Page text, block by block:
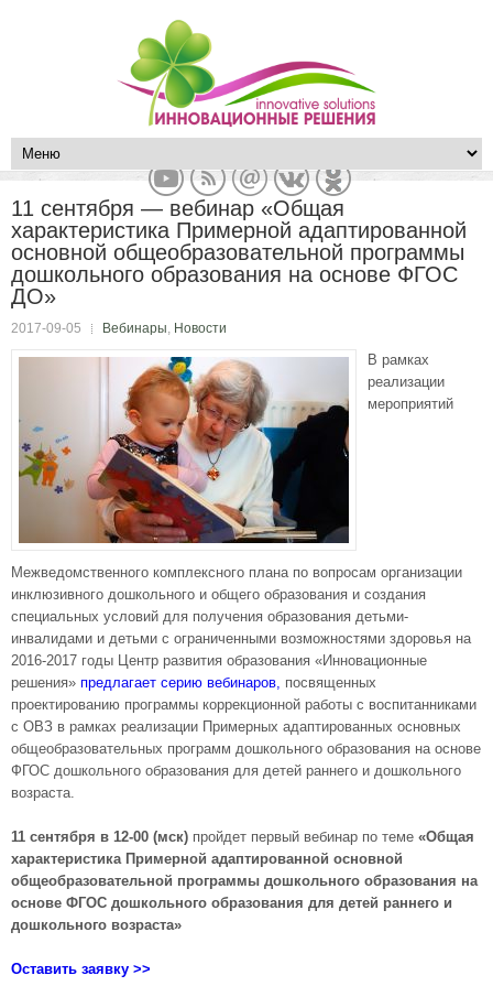
11 сентября — вебинар «Общая
характеристика Примерной адаптированной
основной общеобразовательной программы
дошкольного образования на основе ФГОС
ДО»
2017-09-05 Вебинары, Новости
В рамках
реализации
мероприятий
Межведомственного комплексного плана по вопросам организации
инклюзивного дошкольного и общего образования и создания
специальных условий для получения образования детьми-
инвалидами и детьми с ограниченными возможностями здоровья на
2016-2017 годы Центр развития образования «Инновационные
решения» предлагает серию вебинаров, посвященных
проектированию программы коррекционной работы с воспитанниками
с ОВЗ в рамках реализации Примерных адаптированных основных
общеобразовательных программ дошкольного образования на основе
ФГОС дошкольного образования для детей раннего и дошкольного
возраста.
11 сентября в 12-00 (мск) пройдет первый вебинар по теме «Общая
характеристика Примерной адаптированной основной
общеобразовательной программы дошкольного образования на
основе ФГОС дошкольного образования для детей раннего и
дошкольного возраста»
Оставить заявку >>